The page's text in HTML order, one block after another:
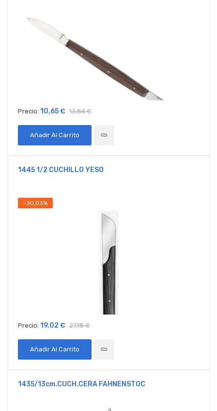
Precio: 10,65 € 13,84 €
Añadir Al Carrito
1445 1/2 CUCHILLO YESO
-30,03%
Precio: 19,02 € 27,18 €
Añadir Al Carrito
1435/13cm.CUCH.CERA FAHNENSTOC